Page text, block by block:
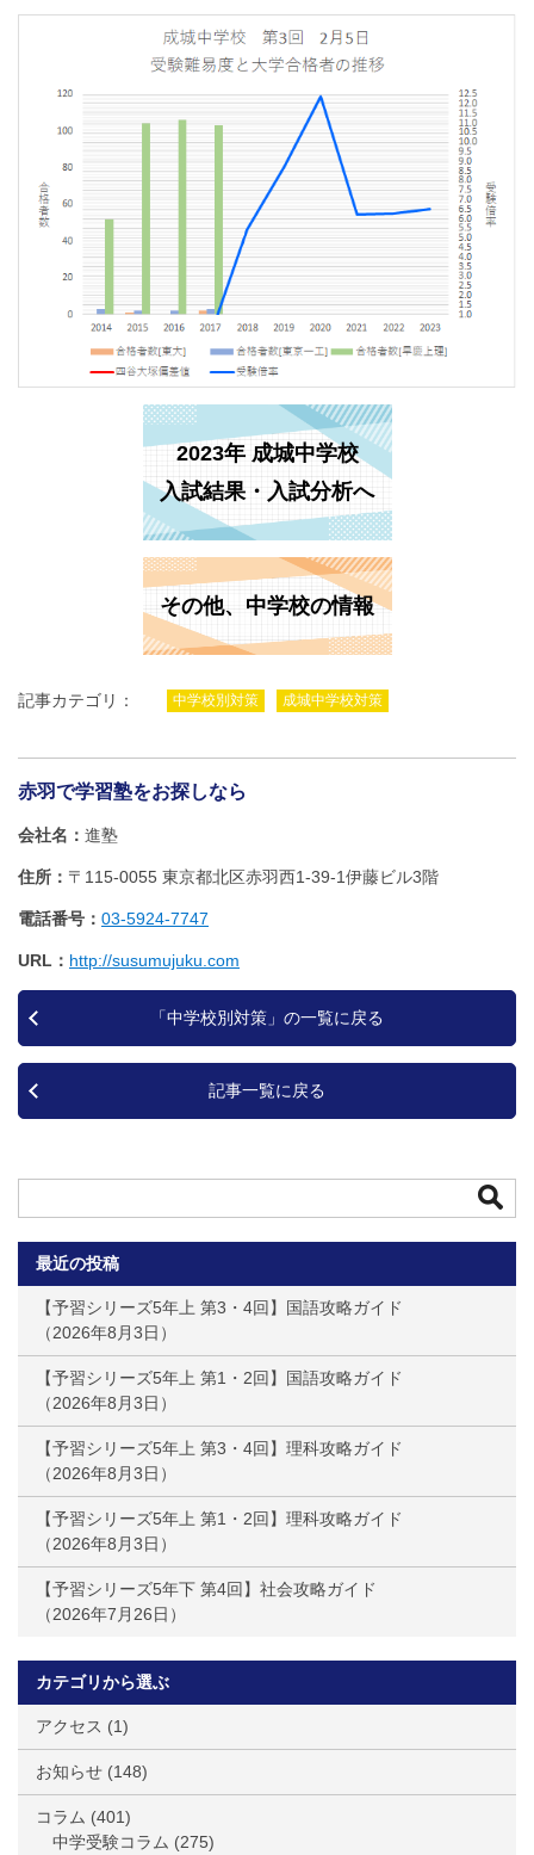
2023年 成城中学校
入試結果・入試分析へ
その他、中学校の情報
記事カテゴリ： 中学校別対策 成城中学校対策
赤羽で学習塾をお探しなら
会社名 進塾
住所 〒115-0055 東京都北区赤羽西1‐39‐1伊藤ビル3階
電話番号 03-5924-7747
URL http://susumujuku.com
「中学校別対策」の一覧に戻る
記事一覧に戻る
最近の投稿
【予習シリーズ5年上 第3・4回】国語攻略ガイド
2026年8月3日
【予習シリーズ5年上 第1・2回】国語攻略ガイド
2026年8月3日
【予習シリーズ5年上 第3・4回】理科攻略ガイド
2026年8月3日
【予習シリーズ5年上 第1・2回】理科攻略ガイド
2026年8月3日
【予習シリーズ5年下 第4回】社会攻略ガイド
2026年7月26日
カテゴリから選ぶ
アクセス (1)
お知らせ (148)
コラム (401)
中学受験コラム (275)